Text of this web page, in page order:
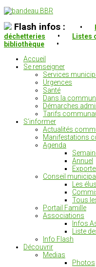
Flash infos : •
déchetteries
•
Listes
bibliothèque
•
Accueil
Se renseigner
Services
Urgences
Santé
Dans la
Démarches
Tarifs
S'informer
Actualités
Manifestations
Agenda
Annuel
Conseil municipal
Les
Tous
Portail Famille
Associations
Infos
Liste
Info Flash
Découvrir
Medias
Photos